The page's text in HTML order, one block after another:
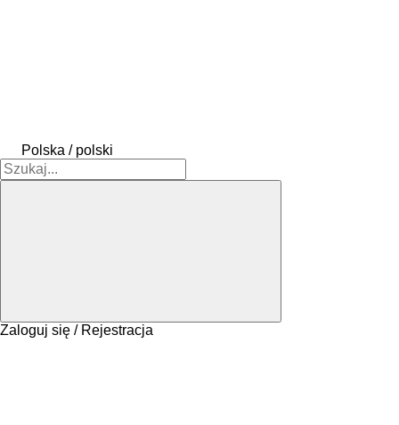
Polska / polski
Zaloguj się / Rejestracja